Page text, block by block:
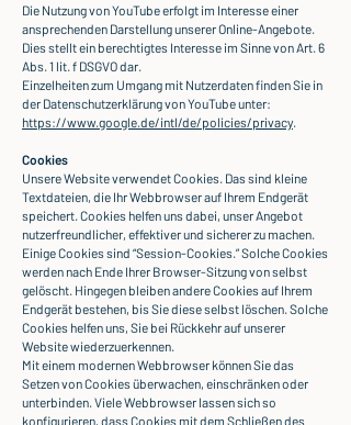
Die Nutzung von YouTube erfolgt im Interesse einer
ansprechenden Darstellung unserer Online-Angebote.
Dies stellt ein berechtigtes Interesse im Sinne von Art. 6
Abs. 1 lit. f DSGVO dar.
Einzelheiten zum Umgang mit Nutzerdaten finden Sie in
der Datenschutzerklärung von YouTube unter:
https://www.google.de/intl/de/policies/privacy.
Cookies
Unsere Website verwendet Cookies. Das sind kleine
Textdateien, die Ihr Webbrowser auf Ihrem Endgerät
speichert. Cookies helfen uns dabei, unser Angebot
nutzerfreundlicher, effektiver und sicherer zu machen.
Einige Cookies sind “Session-Cookies.” Solche Cookies
werden nach Ende Ihrer Browser-Sitzung von selbst
gelöscht. Hingegen bleiben andere Cookies auf Ihrem
Endgerät bestehen, bis Sie diese selbst löschen. Solche
Cookies helfen uns, Sie bei Rückkehr auf unserer
Website wiederzuerkennen.
Mit einem modernen Webbrowser können Sie das
Setzen von Cookies überwachen, einschränken oder
unterbinden. Viele Webbrowser lassen sich so
konfigurieren, dass Cookies mit dem Schließen des